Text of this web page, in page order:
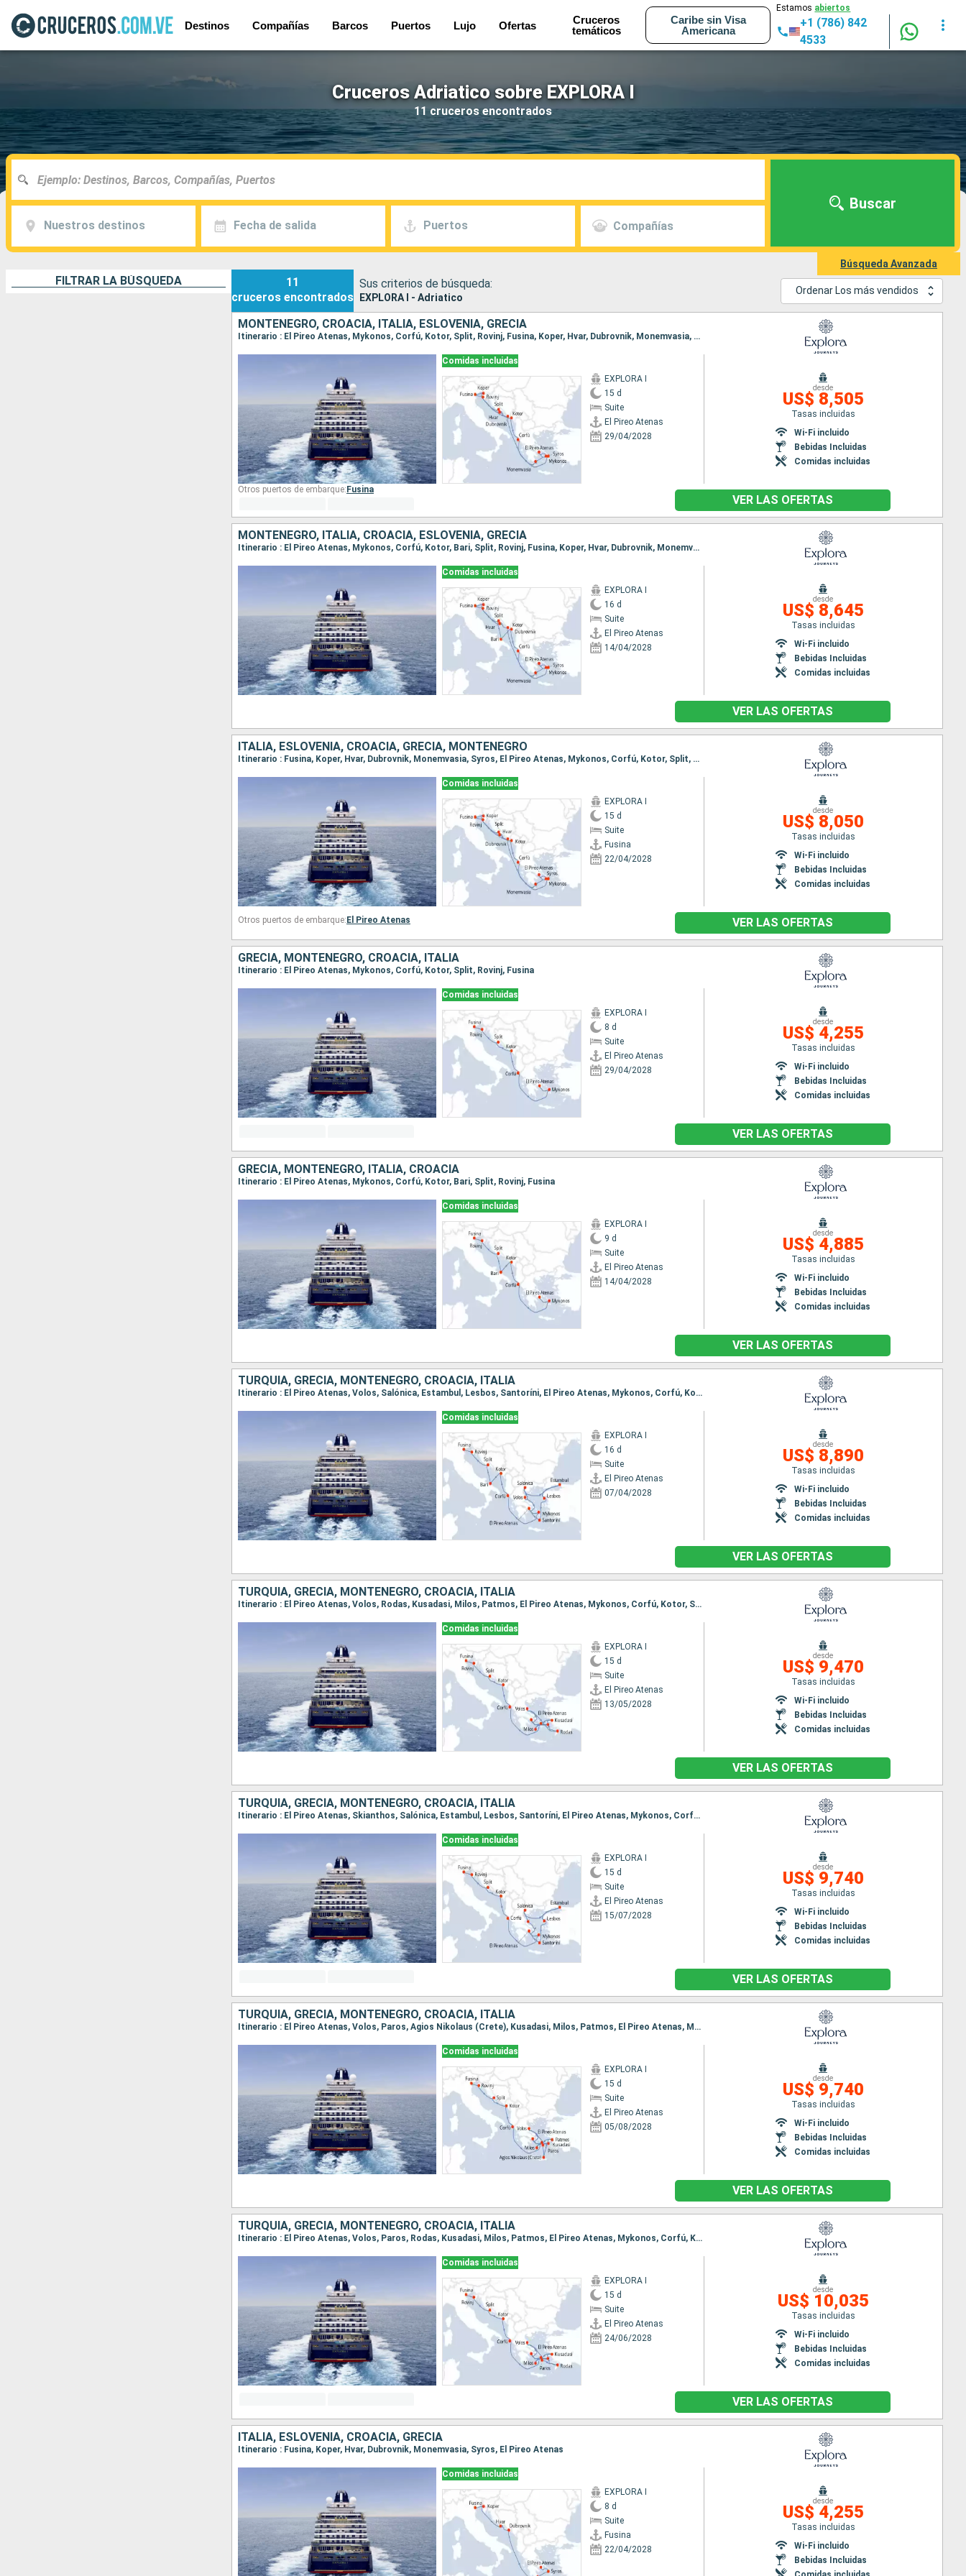
Destinos Compañías Barcos Puertos Lujo Ofertas
Cruceros
temáticos
Caribe sin Visa
Americana
Estamos abiertos
+1 (786) 842
4533
Cruceros Adriatico sobre EXPLORA I
11 cruceros encontrados
Nuestros destinos Fecha de salida Puertos Compañías
Buscar
Búsqueda Avanzada
FILTRAR LA BÚSQUEDA
11
cruceros encontrados
Sus criterios de búsqueda:
EXPLORA I - Adriatico
Ordenar Los más vendidos
MONTENEGRO, CROACIA, ITALIA, ESLOVENIA, GRECIA
Itinerario : El Pireo Atenas, Mykonos, Corfú, Kotor, Split, Rovinj, Fusina, Koper, Hvar, Dubrovnik, Monemvasia, Syros, El Pireo Atenas
Comidas incluidas
EXPLORA I
15 d
Suite
El Pireo Atenas
29/04/2028
desde
US$ 8,505
Tasas incluidas
Wi-Fi incluido
Bebidas Incluidas
Comidas incluidas
Otros puertos de embarque: Fusina
VER LAS OFERTAS
MONTENEGRO, ITALIA, CROACIA, ESLOVENIA, GRECIA
Itinerario : El Pireo Atenas, Mykonos, Corfú, Kotor, Bari, Split, Rovinj, Fusina, Koper, Hvar, Dubrovnik, Monemvasia, Syros, El Pireo Atenas
Comidas incluidas
EXPLORA I
16 d
Suite
El Pireo Atenas
14/04/2028
desde
US$ 8,645
Tasas incluidas
Wi-Fi incluido
Bebidas Incluidas
Comidas incluidas
VER LAS OFERTAS
ITALIA, ESLOVENIA, CROACIA, GRECIA, MONTENEGRO
Itinerario : Fusina, Koper, Hvar, Dubrovnik, Monemvasia, Syros, El Pireo Atenas, Mykonos, Corfú, Kotor, Split, Rovinj, Fusina
Comidas incluidas
EXPLORA I
15 d
Suite
Fusina
22/04/2028
desde
US$ 8,050
Tasas incluidas
Wi-Fi incluido
Bebidas Incluidas
Comidas incluidas
Otros puertos de embarque: El Pireo Atenas VER LAS OFERTAS
GRECIA, MONTENEGRO, CROACIA, ITALIA
Itinerario : El Pireo Atenas, Mykonos, Corfú, Kotor, Split, Rovinj, Fusina
Comidas incluidas
EXPLORA I
8 d
Suite
El Pireo Atenas
29/04/2028
desde
US$ 4,255
Tasas incluidas
Wi-Fi incluido
Bebidas Incluidas
Comidas incluidas
VER LAS OFERTAS
GRECIA, MONTENEGRO, ITALIA, CROACIA
Itinerario : El Pireo Atenas, Mykonos, Corfú, Kotor, Bari, Split, Rovinj, Fusina
Comidas incluidas
EXPLORA I
9 d
Suite
El Pireo Atenas
14/04/2028
desde
US$ 4,885
Tasas incluidas
Wi-Fi incluido
Bebidas Incluidas
Comidas incluidas
VER LAS OFERTAS
TURQUÍA, GRECIA, MONTENEGRO, CROACIA, ITALIA
Itinerario : El Pireo Atenas, Volos, Salónica, Estambul, Lesbos, Santoríni, El Pireo Atenas, Mykonos, Corfú, Kotor, Bari, Split, Rovinj, Fusina
Comidas incluidas
EXPLORA I
16 d
Suite
El Pireo Atenas
07/04/2028
desde
US$ 8,890
Tasas incluidas
Wi-Fi incluido
Bebidas Incluidas
Comidas incluidas
VER LAS OFERTAS
TURQUÍA, GRECIA, MONTENEGRO, CROACIA, ITALIA
Itinerario : El Pireo Atenas, Volos, Rodas, Kusadasi, Milos, Patmos, El Pireo Atenas, Mykonos, Corfú, Kotor, Split, Rovinj, Fusina
Comidas incluidas
EXPLORA I
15 d
Suite
El Pireo Atenas
13/05/2028
desde
US$ 9,470
Tasas incluidas
Wi-Fi incluido
Bebidas Incluidas
Comidas incluidas
VER LAS OFERTAS
TURQUÍA, GRECIA, MONTENEGRO, CROACIA, ITALIA
Itinerario : El Pireo Atenas, Skianthos, Salónica, Estambul, Lesbos, Santoríni, El Pireo Atenas, Mykonos, Corfú, Kotor, Split, Rovinj, Fusina
Comidas incluidas
EXPLORA I
15 d
Suite
El Pireo Atenas
15/07/2028
desde
US$ 9,740
Tasas incluidas
Wi-Fi incluido
Bebidas Incluidas
Comidas incluidas
VER LAS OFERTAS
TURQUÍA, GRECIA, MONTENEGRO, CROACIA, ITALIA
Itinerario : El Pireo Atenas, Volos, Paros, Agios Nikolaus (Crete), Kusadasi, Milos, Patmos, El Pireo Atenas, Mykonos, Corfú, Kotor, Split, Rovinj, Fusina
Comidas incluidas
EXPLORA I
15 d
Suite
El Pireo Atenas
05/08/2028
desde
US$ 9,740
Tasas incluidas
Wi-Fi incluido
Bebidas Incluidas
Comidas incluidas
VER LAS OFERTAS
TURQUÍA, GRECIA, MONTENEGRO, CROACIA, ITALIA
Itinerario : El Pireo Atenas, Volos, Paros, Rodas, Kusadasi, Milos, Patmos, El Pireo Atenas, Mykonos, Corfú, Kotor, Split, Rovinj, Fusina
Comidas incluidas
EXPLORA I
15 d
Suite
El Pireo Atenas
24/06/2028
desde
US$ 10,035
Tasas incluidas
Wi-Fi incluido
Bebidas Incluidas
Comidas incluidas
VER LAS OFERTAS
ITALIA, ESLOVENIA, CROACIA, GRECIA
Itinerario : Fusina, Koper, Hvar, Dubrovnik, Monemvasia, Syros, El Pireo Atenas
Comidas incluidas
EXPLORA I
8 d
Suite
Fusina
22/04/2028
desde
US$ 4,255
Tasas incluidas
Wi-Fi incluido
Bebidas Incluidas